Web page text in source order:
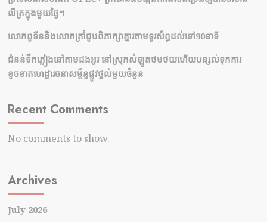
លីត្រក្នុងមួយថ្ងៃ។
លោកពូទីននិងលោកត្រាំជូបពិភាក្សាគ្នារតាមទូរស័ព្ធដល់ទៅ90នាទី
ជំនន់​ទឹកភ្លៀង​នៅ​តាម​ដងអូរ​ នៅ​ស្រុក​សំឡូត​ថមថយ​ហើយ​បន្សល់​ទុក​ការ​
ខូចខាត​ហេដ្ឋារចនាសម្ព័ន្ធ​ផ្លូវថ្នល់​មួយ​ចំនួន
Recent Comments
No comments to show.
Archives
July 2026